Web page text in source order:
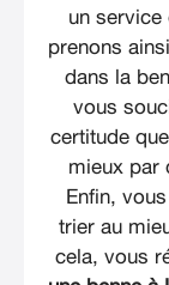
un service
prenons
dans la
vous
certitude
mieux par
Enfin,
trier au
cela, vous